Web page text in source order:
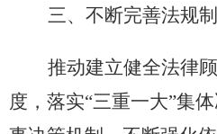
三、不断完善法规
推动建立健全法律
度，落实“三重一大”集